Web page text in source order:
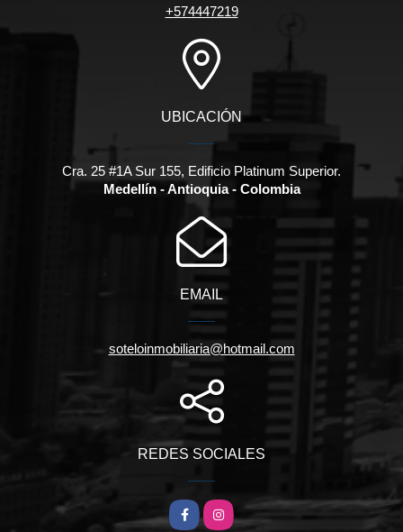
+574447219
UBICACIÓN
Cra. 25 #1A Sur 155, Edificio Platinum Superior.
Medellín - Antioquia - Colombia
EMAIL
soteloinmobiliaria@hotmail.com
REDES SOCIALES
FacebookInstagram